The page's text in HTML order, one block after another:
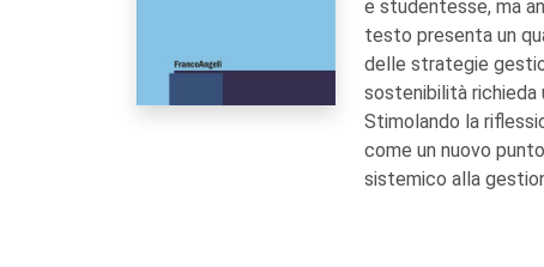
e studentesse, ma
testo presenta un
delle strategie
sostenibilità richieda
Stimolando la
come un nuovo
sistemico alla